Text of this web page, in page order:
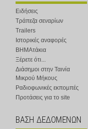
Ειδήσεις
Τράπεζα σεναρίων
Trailers
Ιστορικές αναφορές
ΒΗΜΑτάκια
Ξέρετε ότι...
Διάσημοι στην Ταινία
Μικρού Μήκους
Ραδιοφωνικές εκπομπές
Προτάσεις για το site
ΒΑΣΗ ΔΕΔΟΜΕΝΩΝ